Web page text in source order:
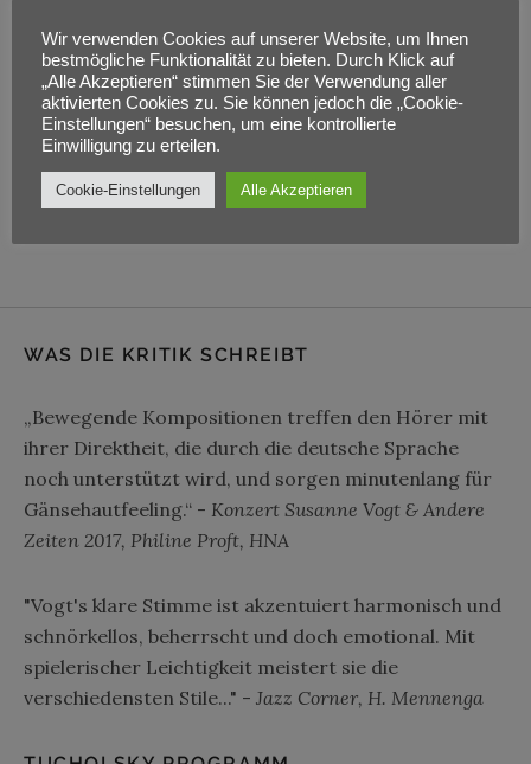
Adresse
Jordanstraße 11
Kassel,34117
WAS DIE KRITIK SCHREIBT
„Bewegende Kompositionen treffen den Hörer mit
ihrer Direktheit, die durch die deutsche Sprache
noch unterstützt wird, und sorgen minutenlang für
Gänsehautfeeling.“ - Konzert Susanne Vogt & Andere
Zeiten 2017, Philine Proft, HNA
"Vogt's klare Stimme ist akzentuiert harmonisch und
schnörkellos, beherrscht und doch emotional. Mit
spielerischer Leichtigkeit meistert sie die
verschiedensten Stile..." - Jazz Corner, H. Mennenga
Wir verwenden Cookies auf unserer Website, um Ihnen
bestmögliche Funktionalität zu bieten. Durch Klick auf
„Alle Akzeptieren“ stimmen Sie der Verwendung aller
aktivierten Cookies zu. Sie können jedoch die „Cookie-
Einstellungen“ besuchen, um eine kontrollierte
Einwilligung zu erteilen.
Cookie-Einstellungen Alle Akzeptieren